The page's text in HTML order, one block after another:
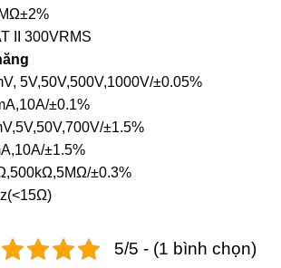
II 300VRMS
5V,50V,500V,1000V/±0.05%
±0.1%
±1.5%
±1.5%
±0.3%
5/5 - (1 bình chọn)